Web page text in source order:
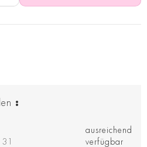
:
ausreichend
verfügbar